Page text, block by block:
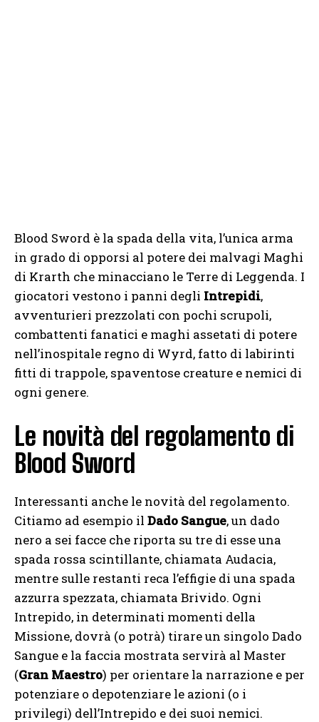
Blood Sword è la spada della vita, l’unica arma
in grado di opporsi al potere dei malvagi Maghi
di Krarth che minacciano le Terre di Leggenda. I
giocatori vestono i panni degli Intrepidi,
avventurieri prezzolati con pochi scrupoli,
combattenti fanatici e maghi assetati di potere
nell’inospitale regno di Wyrd, fatto di labirinti
fitti di trappole, spaventose creature e nemici di
ogni genere.
Le novità del regolamento di
Blood Sword
Interessanti anche le novità del regolamento.
Citiamo ad esempio il Dado Sangue, un dado
nero a sei facce che riporta su tre di esse una
spada rossa scintillante, chiamata Audacia,
mentre sulle restanti reca l’effigie di una spada
azzurra spezzata, chiamata Brivido. Ogni
Intrepido, in determinati momenti della
Missione, dovrà (o potrà) tirare un singolo Dado
Sangue e la faccia mostrata servirà al Master
(Gran Maestro) per orientare la narrazione e per
potenziare o depotenziare le azioni (o i
privilegi) dell’Intrepido e dei suoi nemici.